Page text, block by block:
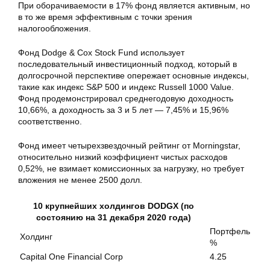
При оборачиваемости в 17% фонд является активным, но
в то же время эффективным с точки зрения
налогообложения.
Фонд Dodge & Cox Stock Fund использует
последовательный инвестиционный подход, который в
долгосрочной перспективе опережает основные индексы,
такие как индекс S&P 500 и индекс Russell 1000 Value.
Фонд продемонстрировал среднегодовую доходность
10,66%, а доходность за 3 и 5 лет — 7,45% и 15,96%
соответственно.
Фонд имеет четырехзвездочный рейтинг от Morningstar,
относительно низкий коэффициент чистых расходов
0,52%, не взимает комиссионных за нагрузку, но требует
вложения не менее 2500 долл.
10 крупнейших холдингов DODGX (по
состоянию на 31 декабря 2020 года)
Холдинг
Портфель
%
Capital One Financial Corp
4.25